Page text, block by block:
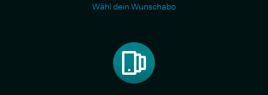
Wähl dein Wunschabo